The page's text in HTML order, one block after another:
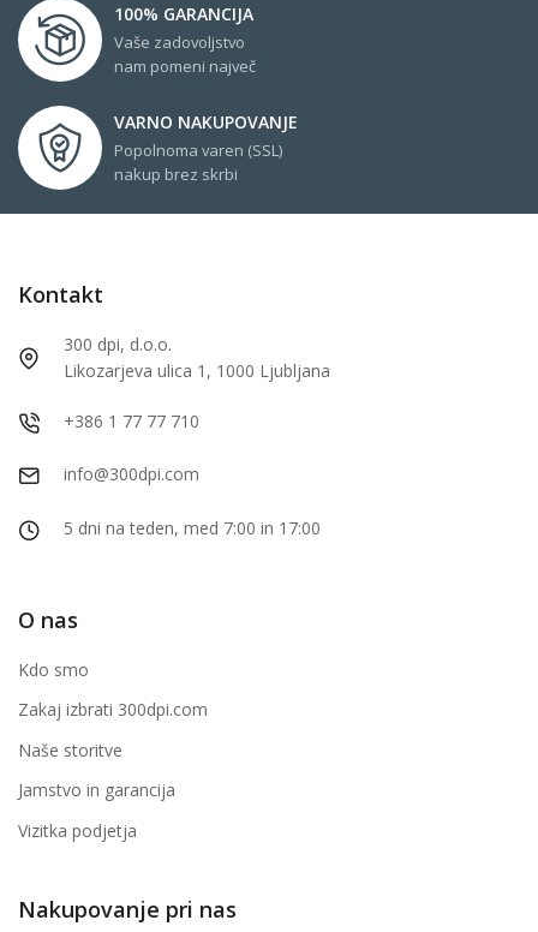
100% GARANCIJA
Vaše zadovoljstvo
nam pomeni največ
VARNO NAKUPOVANJE
Popolnoma varen (SSL)
nakup brez skrbi
Kontakt
300 dpi, d.o.o.
Likozarjeva ulica 1, 1000 Ljubljana
+386 1 77 77 710
info@300dpi.com
5 dni na teden, med 7:00 in 17:00
O nas
Kdo smo
Zakaj izbrati 300dpi.com
Naše storitve
Jamstvo in garancija
Vizitka podjetja
Nakupovanje pri nas